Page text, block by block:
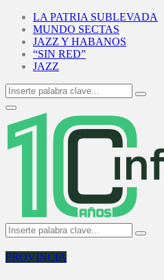
LA PATRIA SUBLEVADA
MUNDO SECTAS
JAZZ Y HABANOS
“SIN RED”
JAZZ
Search
for:
Search
Primary
Menu
Search
for:
Search
PROVINCIA